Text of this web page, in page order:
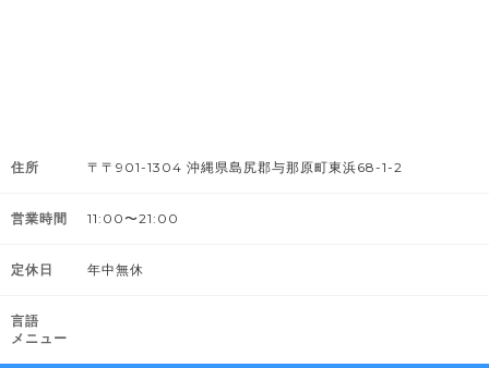
住所 〒〒901-1304 沖縄県島尻郡与那原町東浜68-1-2
営業時間 11:00〜21:00
定休日 年中無休
言語
メニュー